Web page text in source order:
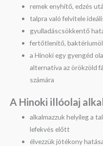
remek enyhítő, edzés
talpra való felvitele
gyulladáscsökkentő
fertőtlenítő,
a Hinoki egy gyengéd
alternatíva az örökzöld
számára
A Hinoki illóolaj
alkalmazzuk helyileg a
lefekvés előtt
élvezzük jótékony